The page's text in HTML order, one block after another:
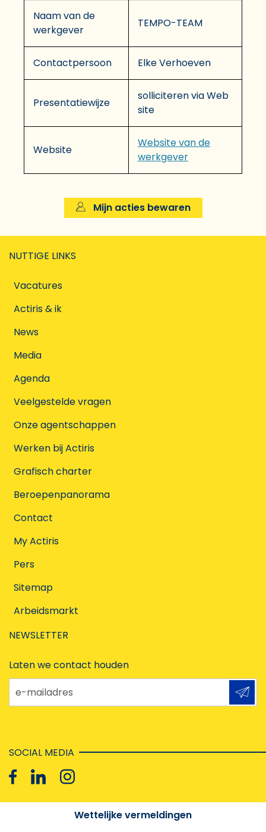
Naam van de
werkgever
TEMPO-TEAM
Contactpersoon Elke Verhoeven
Presentatiewijze
solliciteren via Web
site
Website
Website van de
werkgever
Mijn acties bewaren
NUTTIGE LINKS
Vacatures
Actiris & ik
News
Media
Agenda
Veelgestelde vragen
Onze agentschappen
Werken bij Actiris
Grafisch charter
Beroepenpanorama
Contact
My Actiris
Pers
Sitemap
Arbeidsmarkt
NEWSLETTER
Laten we contact houden
e-mailadres
SOCIAL MEDIA
Wettelijke vermeldingen